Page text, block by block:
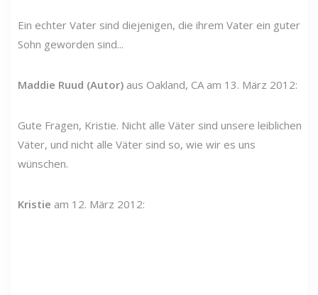
Ein echter Vater sind diejenigen, die ihrem Vater ein guter
Sohn geworden sind...
Maddie Ruud (Autor) aus Oakland, CA am 13. März 2012:
Gute Fragen, Kristie. Nicht alle Väter sind unsere leiblichen
Väter, und nicht alle Väter sind so, wie wir es uns
wünschen.
Kristie am 12. März 2012: